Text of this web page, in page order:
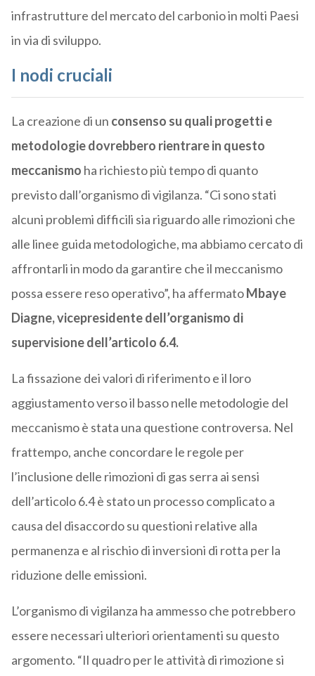
infrastrutture del mercato del carbonio in molti Paesi
in via di sviluppo.
I nodi cruciali
La creazione di un consenso su quali progetti e
metodologie dovrebbero rientrare in questo
meccanismo ha richiesto più tempo di quanto
previsto dall’organismo di vigilanza. “Ci sono stati
alcuni problemi difficili sia riguardo alle rimozioni che
alle linee guida metodologiche, ma abbiamo cercato di
affrontarli in modo da garantire che il meccanismo
possa essere reso operativo”, ha affermatoMbaye
Diagne, vicepresidente dell’organismo di
supervisione dell’articolo 6.4.
La fissazione dei valori di riferimento e il loro
aggiustamento verso il basso nelle metodologie del
meccanismo è stata una questione controversa. Nel
frattempo, anche concordare le regole per
l’inclusione delle rimozioni di gas serra ai sensi
dell’articolo 6.4 è stato un processo complicato a
causa del disaccordo su questioni relative alla
permanenza e al rischio di inversioni di rotta per la
riduzione delle emissioni.
L’organismo di vigilanza ha ammesso che potrebbero
essere necessari ulteriori orientamenti su questo
argomento. “Il quadro per le attività di rimozione si